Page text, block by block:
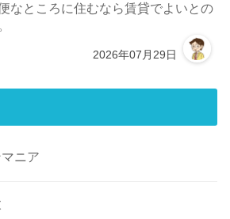
なところに住むなら賃貸でよいとの
2026年07月29日
ニア